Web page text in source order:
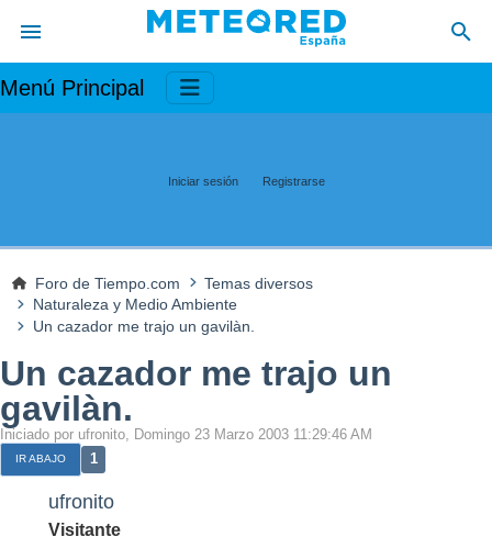
Menú Principal
Iniciar sesión Registrarse
Foro de Tiempo.com
Temas diversos
Naturaleza y Medio Ambiente
Un cazador me trajo un gavilàn.
Un cazador me trajo un
gavilàn.
Iniciado por ufronito, Domingo 23 Marzo 2003 11:29:46 AM
IR ABAJO 1
ufronito
Visitante